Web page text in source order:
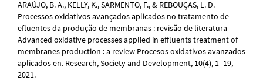
ARAÚJO, B. A., KELLY, K., SARMENTO, F., & REBOUÇAS, L. D.
Processos oxidativos avançados aplicados no tratamento de
efluentes da produção de membranas : revisão de literatura
Advanced oxidative processes applied in effluents treatment of
membranes production : a review Procesos oxidativos avanzados
aplicados en. Research, Society and Development, 10(4), 1–19,
2021.